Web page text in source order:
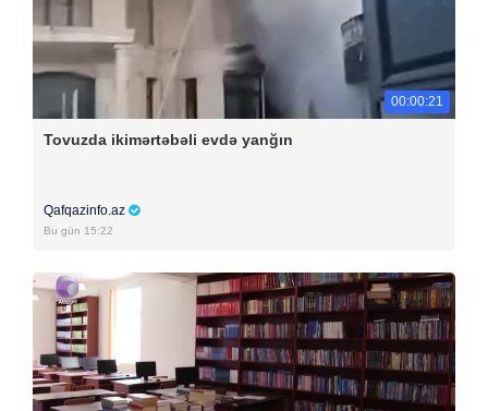
00:00:21
Tovuzda ikimərtəbəli evdə yanğın
Qafqazinfo.az
Bu gün 15:22